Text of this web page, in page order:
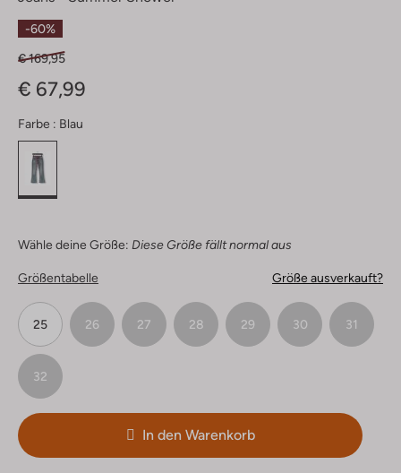
-60%
€ 169,95
€ 67,99
Farbe : Blau
Wähle deine Größe: Diese Größe fällt normal aus
Größentabelle Größe ausverkauft?
25 26 27 28 29 30 31
32
In den Warenkorb